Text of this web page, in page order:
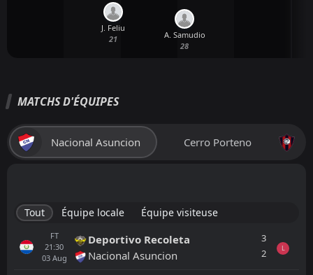
J. Feliu
21
A. Samudio
28
MATCHS D'ÉQUIPES
Nacional Asuncion Cerro Porteno
Tout Équipe locale Équipe visiteuse
FT
21:30
03 Aug
Deportivo Recoleta
Nacional Asuncion
3
2
L